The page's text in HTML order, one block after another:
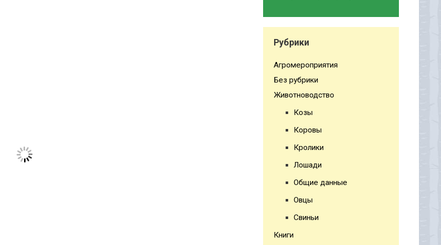
Рубрики
Агромероприятия
Без рубрики
Животноводство
Козы
Коровы
Кролики
Лошади
Общие данные
Овцы
Свиньи
Книги